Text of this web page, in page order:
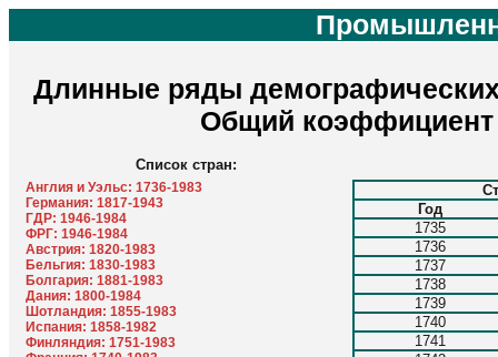
Длинные ряды демографических
Общий коэффициент
Список стран:
Англия и Уэльс: 1736-1983
Германия: 1817-1943
ГДР: 1946-1984
ФРГ: 1946-1984
Австрия: 1820-1983
Бельгия: 1830-1983
Болгария: 1881-1983
Дания: 1800-1984
Шотландия: 1855-1983
Испания: 1858-1982
Финляндия: 1751-1983
Год
1735
1736
1737
1738
1739
1740
1741